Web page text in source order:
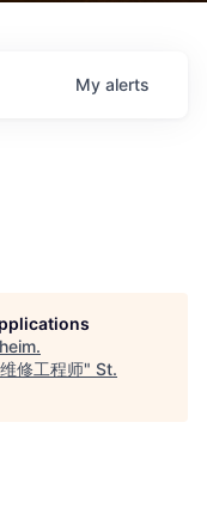
My alerts
.
修工程师" St.